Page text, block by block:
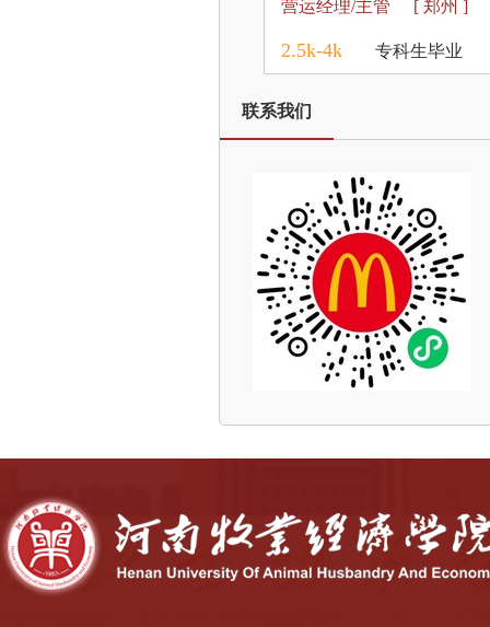
营运经理/主管 [ 郑州 ]
2.5k-4k 专科生毕业
联系我们